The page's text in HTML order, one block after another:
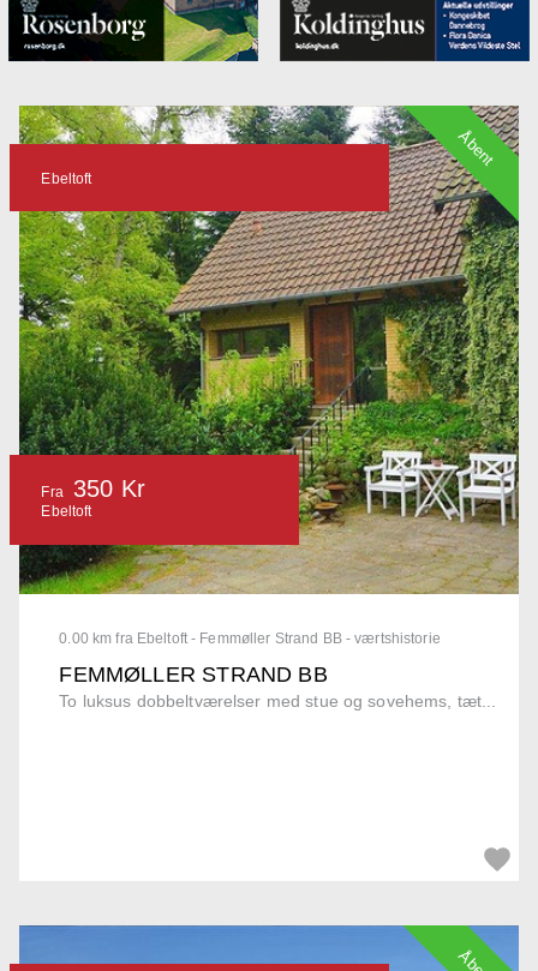
0.00 km fra Ebeltoft - Femmøller Strand BB - værtshistorie
FEMMØLLER STRAND BB
To luksus dobbeltværelser med stue og sovehems, tæt...
Ebeltoft
Fra 350 Kr
Ebeltoft
Åbent